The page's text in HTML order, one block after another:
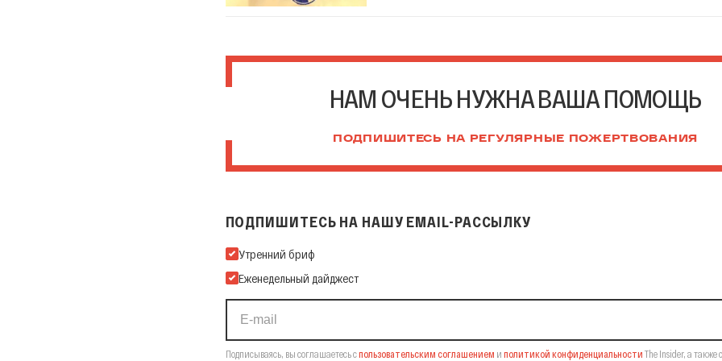
НАМ ОЧЕНЬ НУЖНА ВАША ПОМОЩЬ
ПОДПИШИТЕСЬ НА РЕГУЛЯРНЫЕ ПОЖЕРТВОВАНИЯ
ПОДПИШИТЕСЬ НА НАШУ EMAIL-РАССЫЛКУ
Подпишитесь на нашу Email-рассылку
Утренний бриф
Еженедельный дайджест
Подписываясь, вы соглашаетесь спользовательским соглашением и политикой конфиденциальности The Insider, а также